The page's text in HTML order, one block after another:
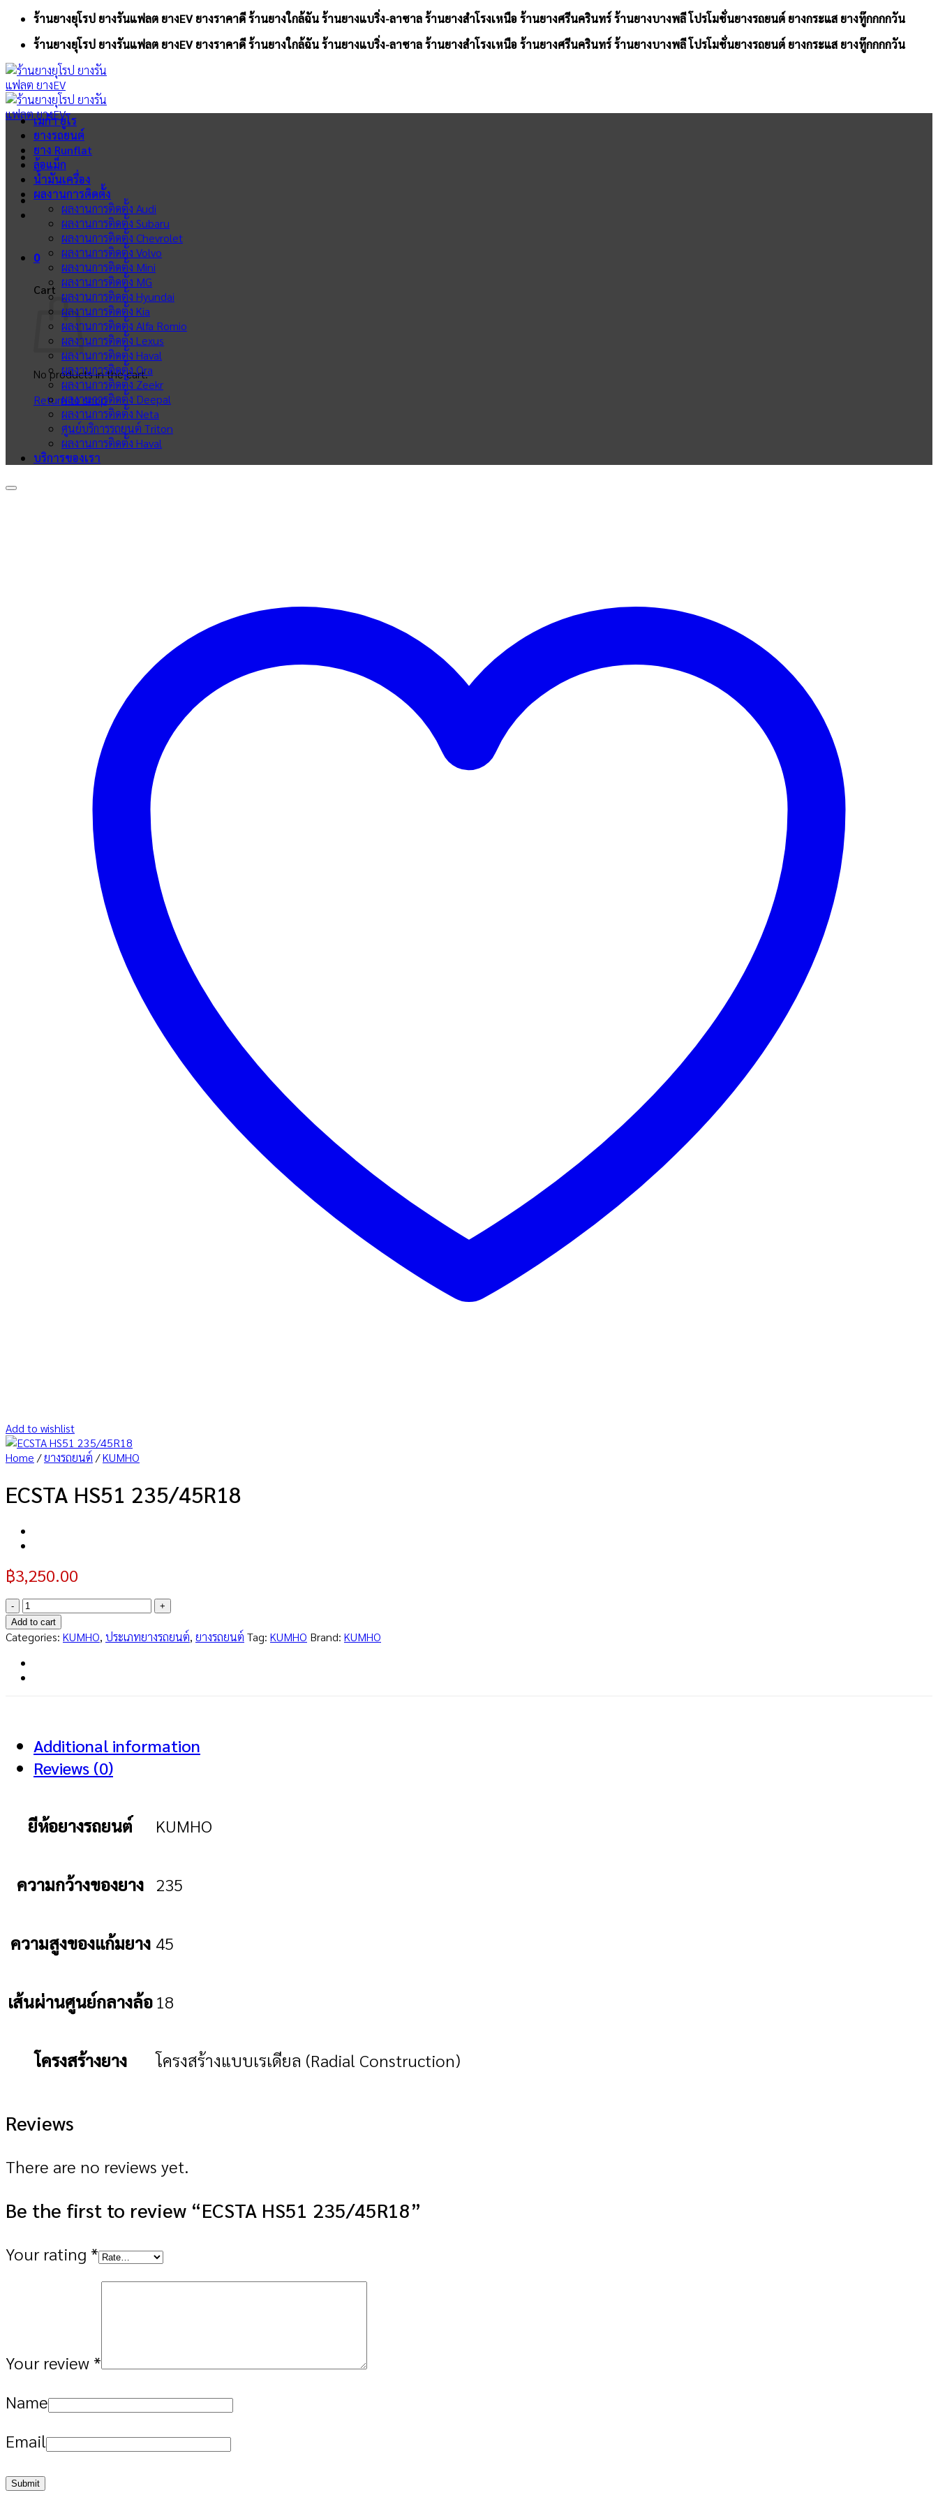
Skip
content
ร้านยางยุโรป ยางรันแฟลต ยางEV ยางราคาดี ร้านยางใกล้ฉัน ร้านยางแบริ่ง-ลาซาล ร้านยางสำโรงเหนือ ร้านยางศรีนครินทร์ ร้านยางบางพลี โปรโมชั่นยางรถยนต์ ยางกระแส ยางทู๊กกกกวัน
ร้านยางยุโรป ยางรันแฟลต ยางEV ยางราคาดี ร้านยางใกล้ฉัน ร้านยางแบริ่ง-ลาซาล ร้านยางสำโรงเหนือ ร้านยางศรีนครินทร์ ร้านยางบางพลี โปรโมชั่นยางรถยนต์ ยางกระแส ยางทู๊กกกกวัน
0
Cart
No products in the cart.
Return to shop
เมก้า ยูโร
ยางรถยนต์
ยาง Runflat
ล้อแม็ก
น้ำมันเครื่อง
ผลงานการติดตั้ง
ผลงานการติดตั้ง Audi
ผลงานการติดตั้ง Subaru
ผลงานการติดตั้ง Chevrolet
ผลงานการติดตั้ง Volvo
ผลงานการติดตั้ง Mini
ผลงานการติดตั้ง MG
ผลงานการติดตั้ง Hyundai
ผลงานการติดตั้ง Kia
ผลงานการติดตั้ง Alfa Romio
ผลงานการติดตั้ง Lexus
ผลงานการติดตั้ง Haval
ผลงานการติดตั้ง Ora
ผลงานการติดตั้ง Zeekr
ผลงานการติดตั้ง Deepal
ผลงานการติดตั้ง Neta
ศูนย์บริการรถยนต์ Triton
ผลงานการติดตั้ง Haval
บริการของเรา
Add to wishlist
Home /ยางรถยนต์ /KUMHO
ECSTA HS51 235/45R18
฿3,250.00
ECSTA
HS51
235/45R18
quantity
Add to cart
Categories: KUMHO, ประเภทยางรถยนต์, ยางรถยนต์ Tag: KUMHO Brand: KUMHO
Additional information
Reviews (0)
ยีห้อยางรถยนต์ KUMHO
ความกว้างของยาง 235
ความสูงของแก้มยาง 45
เส้นผ่านศูนย์กลางล้อ18
โครงสร้างยาง โครงสร้างแบบเรเดียล (Radial Construction)
Reviews
There are no reviews yet.
Be the first to review “ECSTA HS51 235/45R18”
Your rating *
Your review *
Name
Email